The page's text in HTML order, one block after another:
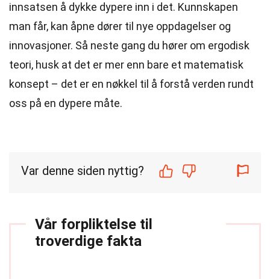
innsatsen å dykke dypere inn i det. Kunnskapen
man får, kan åpne dører til nye oppdagelser og
innovasjoner. Så neste gang du hører om ergodisk
teori, husk at det er mer enn bare et matematisk
konsept – det er en nøkkel til å forstå verden rundt
oss på en dypere måte.
Var denne siden nyttig?
Vår forpliktelse til
troverdige fakta